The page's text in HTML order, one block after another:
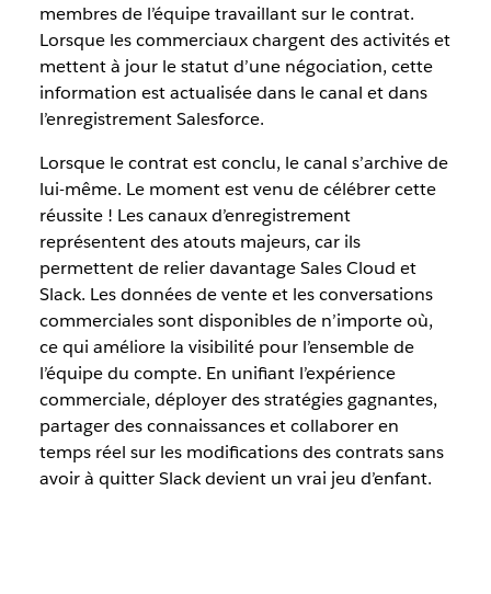
membres de l’équipe travaillant sur le contrat.
Lorsque les commerciaux chargent des activités et
mettent à jour le statut d’une négociation, cette
information est actualisée dans le canal et dans
l’enregistrement Salesforce.
Lorsque le contrat est conclu, le canal s’archive de
lui-même. Le moment est venu de célébrer cette
réussite ! Les canaux d’enregistrement
représentent des atouts majeurs, car ils
permettent de relier davantage Sales Cloud et
Slack. Les données de vente et les conversations
commerciales sont disponibles de n’importe où,
ce qui améliore la visibilité pour l’ensemble de
l’équipe du compte. En unifiant l’expérience
commerciale, déployer des stratégies gagnantes,
partager des connaissances et collaborer en
temps réel sur les modifications des contrats sans
avoir à quitter Slack devient un vrai jeu d’enfant.